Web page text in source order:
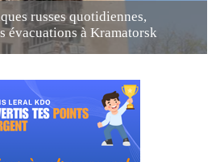
russes quotidiennes,
évacuations à Kramatorsk